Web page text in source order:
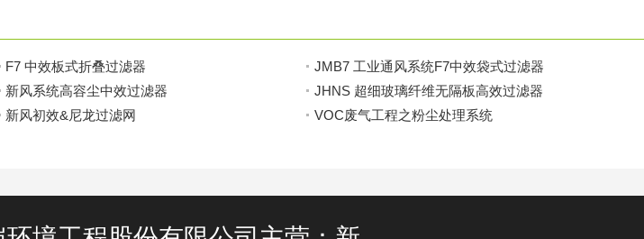
F7 中效板式折叠过滤器
JMB7 工业通风系统F7中效袋式过滤器
新风系统高容尘中效过滤器
JHNS 超细玻璃纤维无隔板高效过滤器
新风初效&尼龙过滤网 VOC废气工程之粉尘处理系统